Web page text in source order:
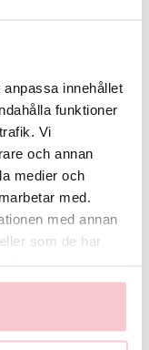
innehållet
funktioner
Vi
och annan
medier och
med.
med annan
som de har